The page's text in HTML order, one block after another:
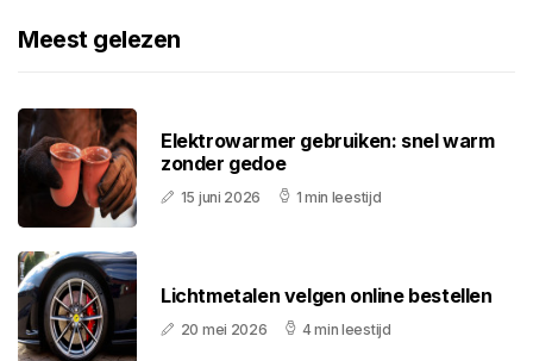
Meest gelezen
Elektrowarmer gebruiken: snel warm
zonder gedoe
15 juni 2026 1 min leestijd
Lichtmetalen velgen online bestellen
20 mei 2026 4 min leestijd